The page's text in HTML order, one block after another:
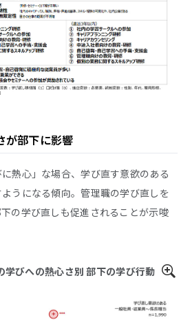
が部下に影響
に熱心」な場合、学び直す意欲のある
うになる傾向。管理職の学び直しを
の学び直しも促進されることが示唆
学びへの熱心さ別 部下の学び行動